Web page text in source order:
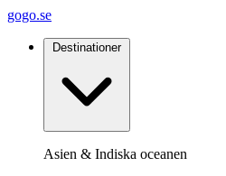
gogo.se
Destinationer
Asien & Indiska oceanen